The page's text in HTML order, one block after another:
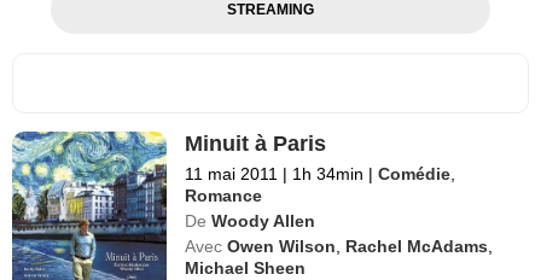
STREAMING
Minuit à Paris
11 mai 2011 | 1h 34min | Comédie
Romance
De Woody Allen
Avec Owen Wilson Rachel McAdams
Michael Sheen